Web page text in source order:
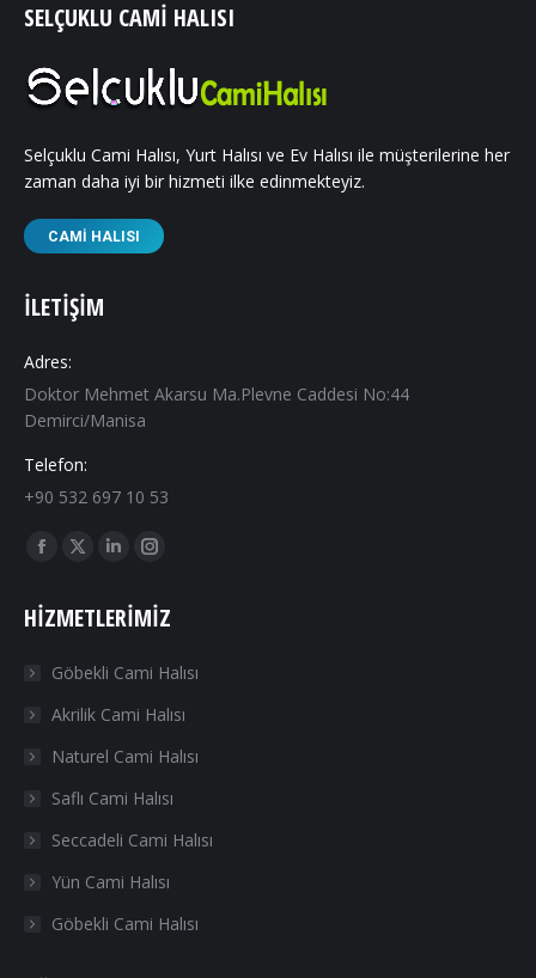
SELÇUKLU CAMI HALISI
Selçuklu Cami Halısı, Yurt Halısı ve Ev Halısı ile müşterilerine her
zaman daha iyi bir hizmeti ilke edinmekteyiz.
CAMI HALISI
İLETIŞIM
Adres:
Doktor Mehmet Akarsu Ma.Plevne Caddesi No:44
Demirci/Manisa
Telefon:
+90 532 697 10 53
Find us on:
Facebook
opens
new
window
X
opens
new
window
Linkedin
opens
new
window
Instagram
opens
new
window
HIZMETLERIMIZ
Göbekli Cami Halısı
Akrilik Cami Halısı
Naturel Cami Halısı
Saflı Cami Halısı
Seccadeli Cami Halısı
Yün Cami Halısı
Göbekli Cami Halısı